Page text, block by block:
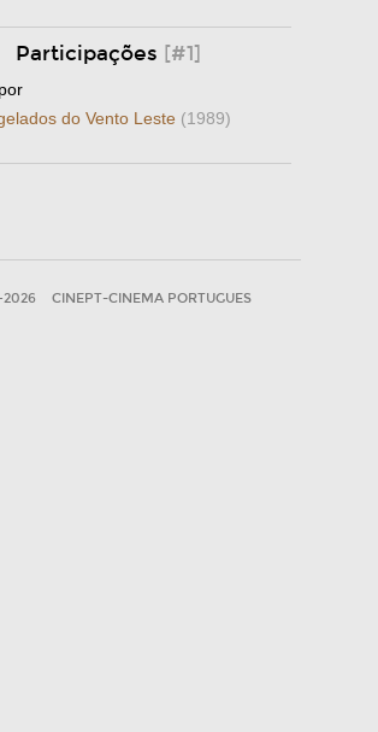
Participações [#1]
do Vento Leste (1989)
CINEPT-CINEMA PORTUGUES